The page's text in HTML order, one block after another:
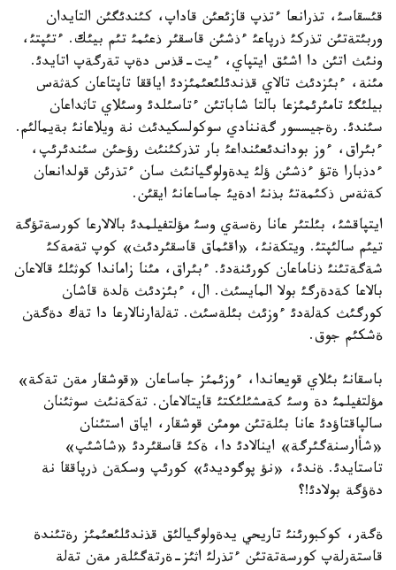
قئسقاسئ، تذرانعا ءتذپ قازئعئن قاداپ، كئندئگئن التايدان
وربئتةتئن تذركئ ذرپاعئ ءذشئن قاسقئر ذعئمئ تئم بيئك. ءتئپتئ،
ونئث اتئن دا اشئق ايتپاي، ءيت-قذس دةپ تةرگةپ اتايدئ.
مئنة، ءبئزدئث تالاي قذندئلئعئمئزدئ اياققا تاپتاعان كةثةس
بيلئگئ تامئرئمئزعا بالتا شاباتئن ءتاسئلدئ وسئلاي تاثداعان
سئندئ. رةجيسسور گةننادي سوكولسكيدئث نة ويلاعانئ بةيمالئم.
ءبئراق، ءوز بوداندئعئنداعئ بار تذركئنئث رؤحئن سئندئرئپ،
ءدذبارا ةتؤ ءذشئن ؤلئ يدةولوگيانئث سان ءتذرئن قولدانعان
كةثةس ذكئمةتئ بذنئ ادةيئ جاساعانئ ايقئن.
ايتپاقشئ، بئلتئر عانا رةسةي وسئ مؤلتفيلمدئ بالالارعا كورسةتؤگة
تيئم سالئپتئ. ويتكةنئ، «اقئماق قاسقئردئث» كوپ تةمةكئ
شةگةتئنئ ذناماعان كورئنةدئ. ءبئراق، مئنا زاماندا كوثئلئ قالاعان
بالاعا كةدةرگئ بولا المايسئث. ال، ءبئزدئث ةلدة قاشان
كورگئث كةلةدئ ءوزئث بئلةسئث. تةلةارنالارعا دا تةك دةگةن
ةشكئم جوق.
باسقانئ بئلاي قويعاندا، ءوزئمئز جاساعان «قوشقار مةن تةكة»
مؤلتفيلمئ دة وسئ كةمشئلئكتئ قايتالاعان. تةكةنئث سوثئنان
سالپاقتاؤدئ عانا بئلةتئن مومئن قوشقار، اياق استئنان
«شأارسنةگئرگة» اينالادئ دا، ةكئ قاسقئردئ «شاشئپ»
تاستايدئ. ةندئ، «نؤ پوگوديدئ» كورئپ وسكةن ذرپاققا نة
دةؤگة بولادئ!؟
ةگةر، كوكبورئنئ تاريحي يدةولوگيالئق قذندئلئعئمئز رةتئندة
قاستةرلةپ كورسةتةتئن ءتذرلئ اثئز-ةرتةگئلةر مةن تةلة